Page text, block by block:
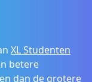
XL Studenten
betere
dan de grotere